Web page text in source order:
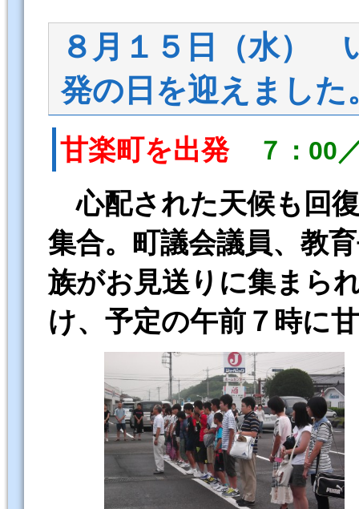
８月１５日（水）
発の日を迎えました
甘楽町を出発 ７：00
心配された天候も回
集合。町議会議員、教
族がお見送りに集まら
け、予定の午前７時に